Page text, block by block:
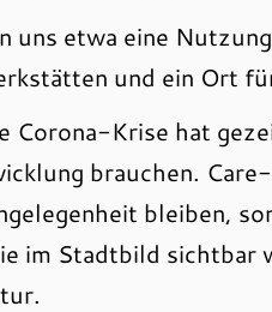
uns etwa eine
und ein Ort
Corona-Krise hat
brauchen.
bleiben,
im Stadtbild sichtbar